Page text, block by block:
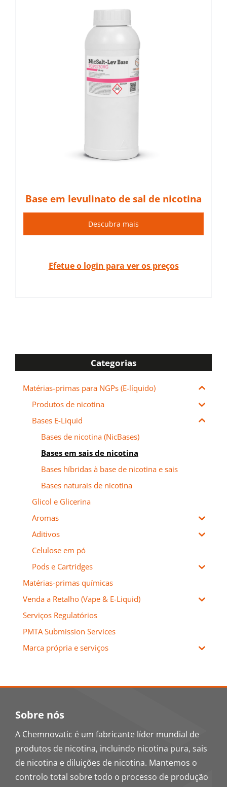
Base em levulinato de sal de nicotina
Descubra mais
Efetue o login para ver os preços
Categorias
Matérias-primas para NGPs (E-líquido)
Produtos de nicotina
Bases E-Liquid
Bases de nicotina (NicBases)
Bases em sais de nicotina
Bases híbridas à base de nicotina e sais
Bases naturais de nicotina
Glicol e Glicerina
Aromas
Aditivos
Celulose em pó
Pods e Cartridges
Matérias-primas químicas
Venda a Retalho (Vape & E-Liquid)
Serviços Regulatórios
PMTA Submission Services
Marca própria e serviços
Sobre nós
A Chemnovatic é um fabricante líder mundial de
produtos de nicotina, incluindo nicotina pura, sais
de nicotina e diluições de nicotina. Mantemos o
controlo total sobre todo o processo de produção